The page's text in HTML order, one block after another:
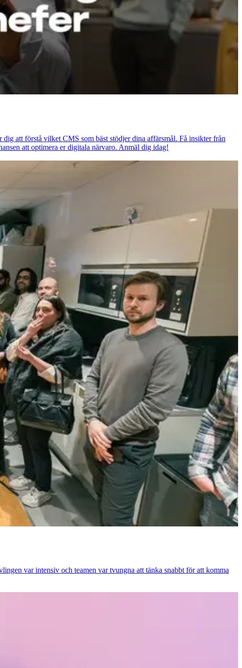
att förstå vilket CMS som bäst stödjer dina affärsmål. Få insikter från
att optimera er digitala närvaro. Anmäl dig idag!
var intensiv och teamen var tvungna att tänka snabbt för att komma